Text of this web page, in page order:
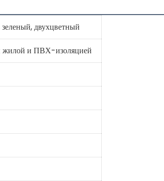
двухцветный
жилой и ПВХ-изоляцией